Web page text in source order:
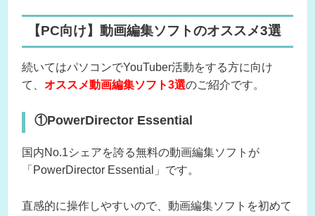
【PC向け】動画編集ソフトのオススメ3選
続いてはパソコンでYouTuber活動をする方に向け
て、 オススメ動画編集ソフト3選のご紹介です。
①PowerDirector Essential
国内No.1シェアを誇る無料の動画編集ソフトが
「PowerDirector Essential」です。
直感的に操作しやすいので、動画編集ソフトを初めて